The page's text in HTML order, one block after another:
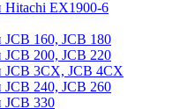
Hitachi EX1900-6
160, JCB 180
200, JCB 220
JCB 3CX, JCB 4CX
240, JCB 260
JCB 330